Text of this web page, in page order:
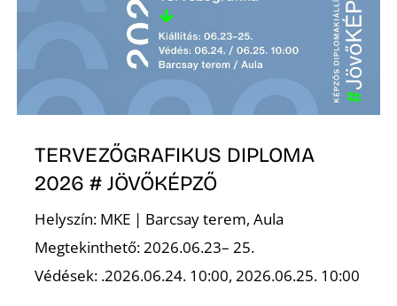
TERVEZŐGRAFIKUS DIPLOMA
2026 # JÖVŐKÉPZŐ
Helyszín: MKE | Barcsay terem, Aula
Megtekinthető: 2026.06.23– 25.
Védések: .2026.06.24. 10:00, 2026.06.25. 10:00